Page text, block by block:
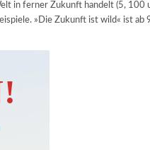
in ferner Zukunft handelt (5, 100
»Die Zukunft ist wild« ist ab